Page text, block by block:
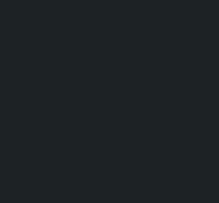
‘गौंथली’ बन्यो धेरै कमाउने सातौं
शेखरले अस्वीकार गरे कोइराला